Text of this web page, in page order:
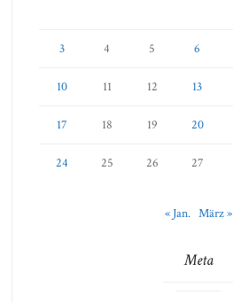
3 4 5 6
10 11 12 13
17 18 19 20
24 25 26 27
« Jan. März »
Meta